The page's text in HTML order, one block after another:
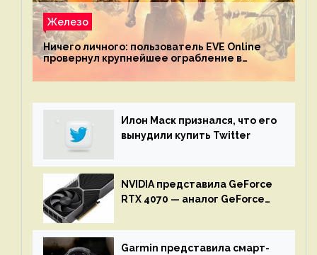
Железо
Ничего личного: пользователь EVE Online
провернул крупнейшее ограбление в
механике
Илон Маск признался, что его
вынудили купить Twitter
NVIDIA представила GeForce
RTX 4070 — аналог GeForce
Garmin представила смарт-